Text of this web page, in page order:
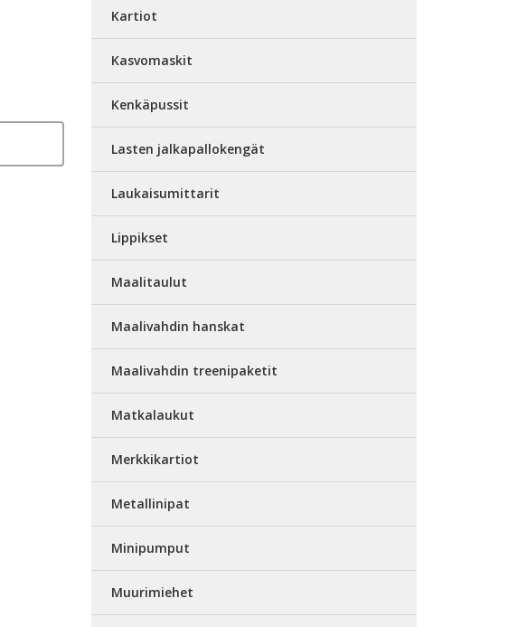
Kartiot
Kasvomaskit
Kenkäpussit
Lasten jalkapallokengät
Laukaisumittarit
Lippikset
Maalitaulut
Maalivahdin hanskat
Maalivahdin treenipaketit
Matkalaukut
Merkkikartiot
Metallinipat
Minipumput
Muurimiehet